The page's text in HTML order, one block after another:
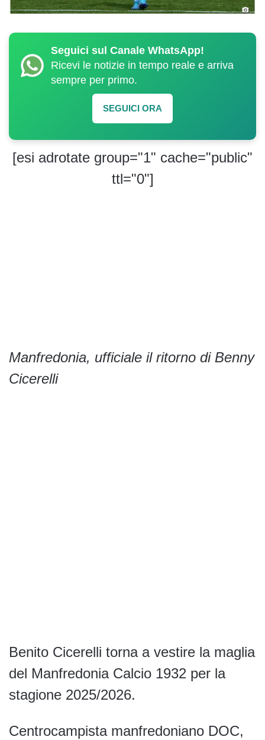
Seguici sul Canale WhatsApp!
Ricevi le notizie in tempo reale e arriva
sempre per primo.
SEGUICI ORA
[esi adrotate group="1" cache="public"
ttl="0"]
Manfredonia, ufficiale il ritorno di Benny
Cicerelli
Benito Cicerelli torna a vestire la maglia
del Manfredonia Calcio 1932 per la
stagione 2025/2026.
Centrocampista manfredoniano DOC,